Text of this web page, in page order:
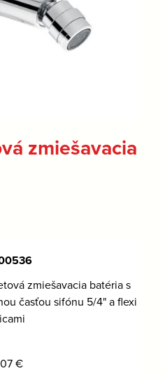
zmiešavacia
zmiešavacia batéria s
časťou sifónu 5/4" a flexi
€